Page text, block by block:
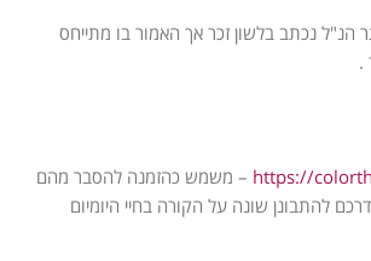
הנ"ל נכתב בלשון זכר אך האמור בו מתייחס
.
https:// – משמש כהזמנה להסבר מהם
להתבונן שונה על הקורה בחיי היומיום